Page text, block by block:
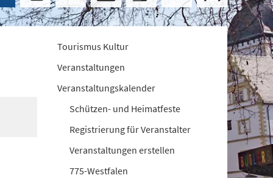
Tourismus Kultur
Veranstaltungen
Veranstaltungskalender
Schützen- und Heimatfeste
Registrierung für Veranstalter
Veranstaltungen erstellen
775-Westfalen